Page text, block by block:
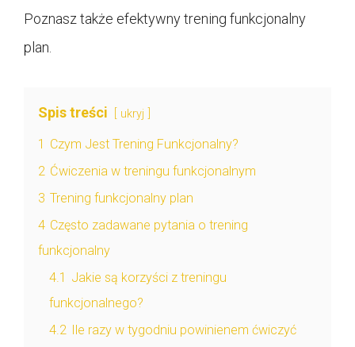
Poznasz także efektywny trening funkcjonalny
plan.
Spis treści ukryj
1 Czym Jest Trening Funkcjonalny?
2 Ćwiczenia w treningu funkcjonalnym
3 Trening funkcjonalny plan
4 Często zadawane pytania o trening
funkcjonalny
4.1 Jakie są korzyści z treningu
funkcjonalnego?
4.2
Ile razy w tygodniu powinienem ćwiczyć